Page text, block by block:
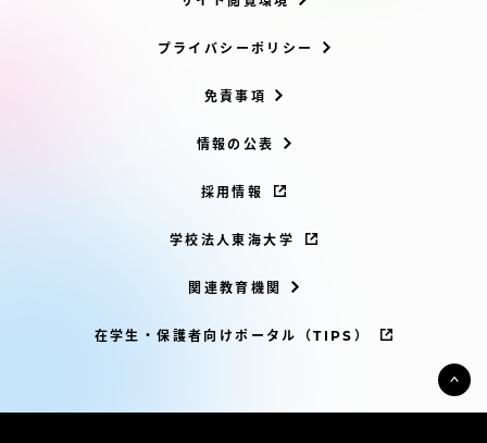
プライバシーポリシー
免責事項
情報の公表
採用情報
学校法人東海大学
関連教育機関
在学生・保護者向けポータル（TIPS）